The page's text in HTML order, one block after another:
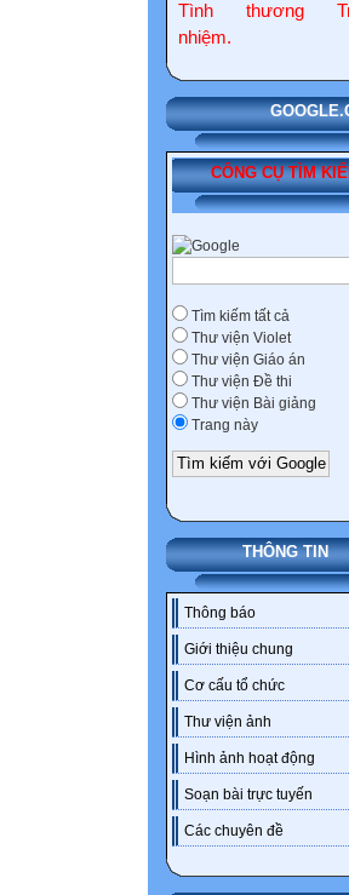
Tình thương
nhiệm.
GOOGLE.COM
CÔNG CỤ TÌM
Tìm kiếm tất cả
Thư viện Violet
Thư viện Giáo án
Thư viện Đề thi
Thư viện Bài giảng
Trang này
THÔNG TIN
Thông báo
Giới thiệu chung
Cơ cấu tổ chức
Thư viện ảnh
Hình ảnh hoạt động
Soạn bài trực tuyến
Các chuyên đề